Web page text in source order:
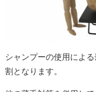
シャンプーの使用によ
割となります。